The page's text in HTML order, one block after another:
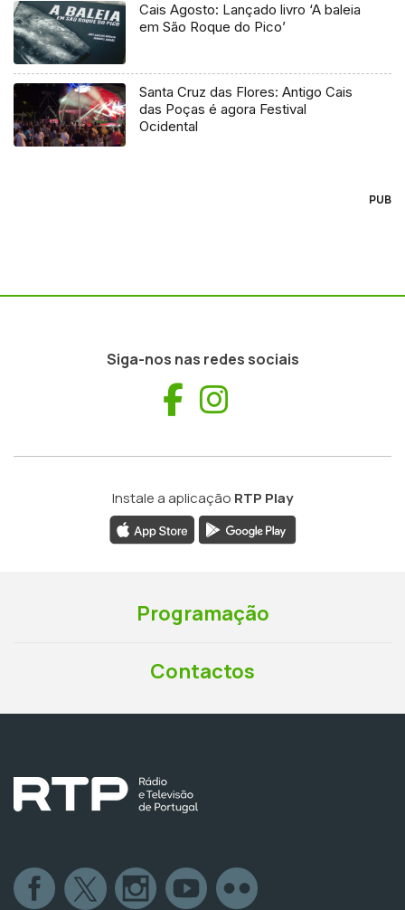
Cais Agosto: Lançado livro ‘A baleia
em São Roque do Pico’
Santa Cruz das Flores: Antigo Cais
das Poças é agora Festival
Ocidental
PUB
Siga-nos nas redes sociais
Facebook
Instale a aplicação RTP Play
Programação
Contactos